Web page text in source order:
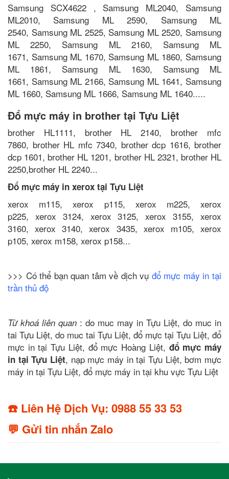
Samsung SCX4622 , Samsung ML2040, Samsung
ML2010, Samsung ML 2590, Samsung ML
2540, Samsung ML 2525, Samsung ML 2520, Samsung
ML 2250, Samsung ML 2160, Samsung ML
1671, Samsung ML 1670, Samsung ML 1860, Samsung
ML 1861, Samsung ML 1630, Samsung ML
1661, Samsung ML 2166, Samsung ML 1641, Samsung
ML 1660, Samsung ML 1666, Samsung ML 1640.....
Đổ mực máy in brother tại Tựu Liệt
brother HL1111, brother HL 2140, brother mfc
7860, brother HL mfc 7340, brother dcp 1616, brother
dcp 1601, brother HL 1201, brother HL 2321, brother HL
2250,brother HL 2240...
Đổ mực máy in xerox tại Tựu Liệt
xerox m115, xerox p115, xerox m225, xerox
p225, xerox 3124, xerox 3125, xerox 3155, xerox
3160, xerox 3140, xerox 3435, xerox m105, xerox
p105, xerox m158, xerox p158...
>>> Có thể bạn quan tâm về dịch vụ đổ mực máy in tại
trần thủ độ
Từ khoá liên quan : do muc may in Tựu Liệt, do muc in
tai Tựu Liệt, do muc tai Tựu Liệt, đổ mực tại Tựu Liệt, đổ
mực in tại Tựu Liệt, đổ mực Hoàng Liệt, đổ mực máy
in tại Tựu Liệt, nạp mực máy in tại Tựu Liệt, bơm mực
máy in tại Tựu Liệt, đổ mực máy in tại khu vực Tựu Liệt
☎️ Liên Hệ Dịch Vụ: 0988 55 33 53
💬 Gửi tin nhắn Zalo